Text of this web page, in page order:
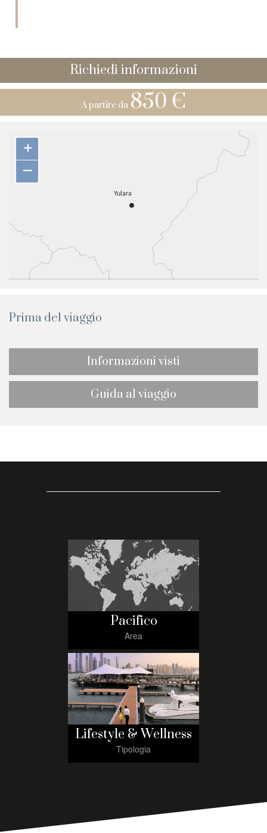
Richiedi informazioni
A partire da 850 €
+
–
Prima del viaggio
Informazioni visti
Guida al viaggio
Pacifico
Area
Lifestyle & Wellness
Tipologia